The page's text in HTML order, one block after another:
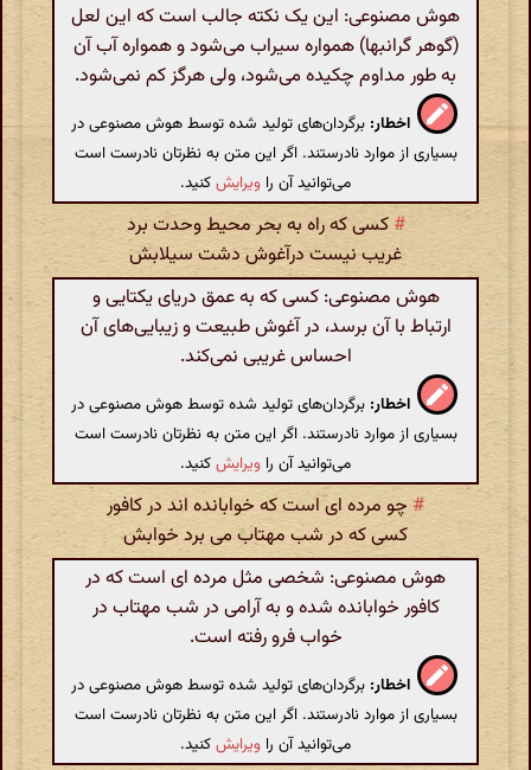
هوش مصنوعی: این یک نکته جالب است که این لعل
(گوهر گرانبها) همواره سیراب می‌شود و همواره آب آن
به طور مداوم چکیده می‌شود، ولی هرگز کم نمی‌شود.
اخطار: برگردان‌های تولید شده توسط هوش مصنوعی در
بسیاری از موارد نادرستند. اگر این متن به نظرتان نادرست است
می‌توانید آن را ویرایشکنید.
# کسی که راه به بحر محیط وحدت برد
غریب نیست درآغوش دشت سیلابش
هوش مصنوعی: کسی که به عمق دریای یکتایی و
ارتباط با آن برسد، در آغوش طبیعت و زیبایی‌های آن
احساس غریبی نمی‌کند.
اخطار: برگردان‌های تولید شده توسط هوش مصنوعی در
بسیاری از موارد نادرستند. اگر این متن به نظرتان نادرست است
می‌توانید آن را ویرایشکنید.
# چو مرده ای است که خوابانده اند در کافور
کسی که در شب مهتاب می برد خوابش
هوش مصنوعی: شخصی مثل مرده ای است که در
کافور خوابانده شده و به آرامی در شب مهتاب در
خواب فرو رفته است.
اخطار: برگردان‌های تولید شده توسط هوش مصنوعی در
بسیاری از موارد نادرستند. اگر این متن به نظرتان نادرست است
می‌توانید آن را ویرایشکنید.